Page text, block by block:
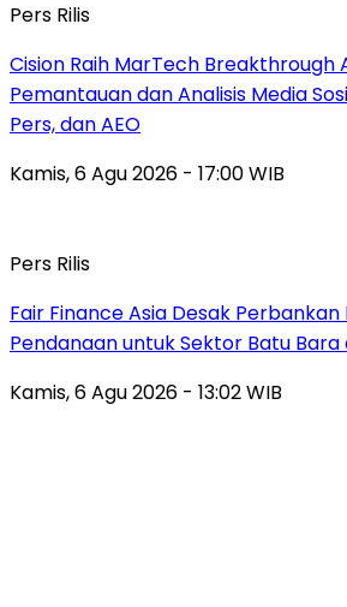
Pers Rilis
Cision Raih MarTech Breakthrough
Pemantauan dan Analisis Media
Pers, dan AEO
Kamis, 6 Agu 2026 - 17:00 WIB
Pers Rilis
Fair Finance Asia Desak
Pendanaan untuk Sektor Batu Bara
Kamis, 6 Agu 2026 - 13:02 WIB